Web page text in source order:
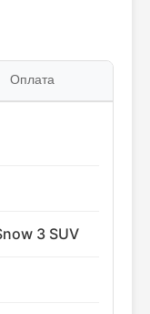
Оплата
3 SUV